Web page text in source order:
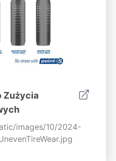
Zużycia
images/10/2024-